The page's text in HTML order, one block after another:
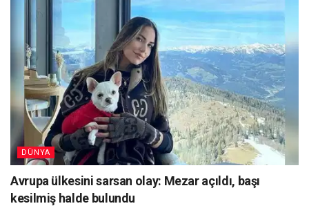
DÜNYA
Avrupa ülkesini sarsan olay: Mezar açıldı, başı
kesilmiş halde bulundu